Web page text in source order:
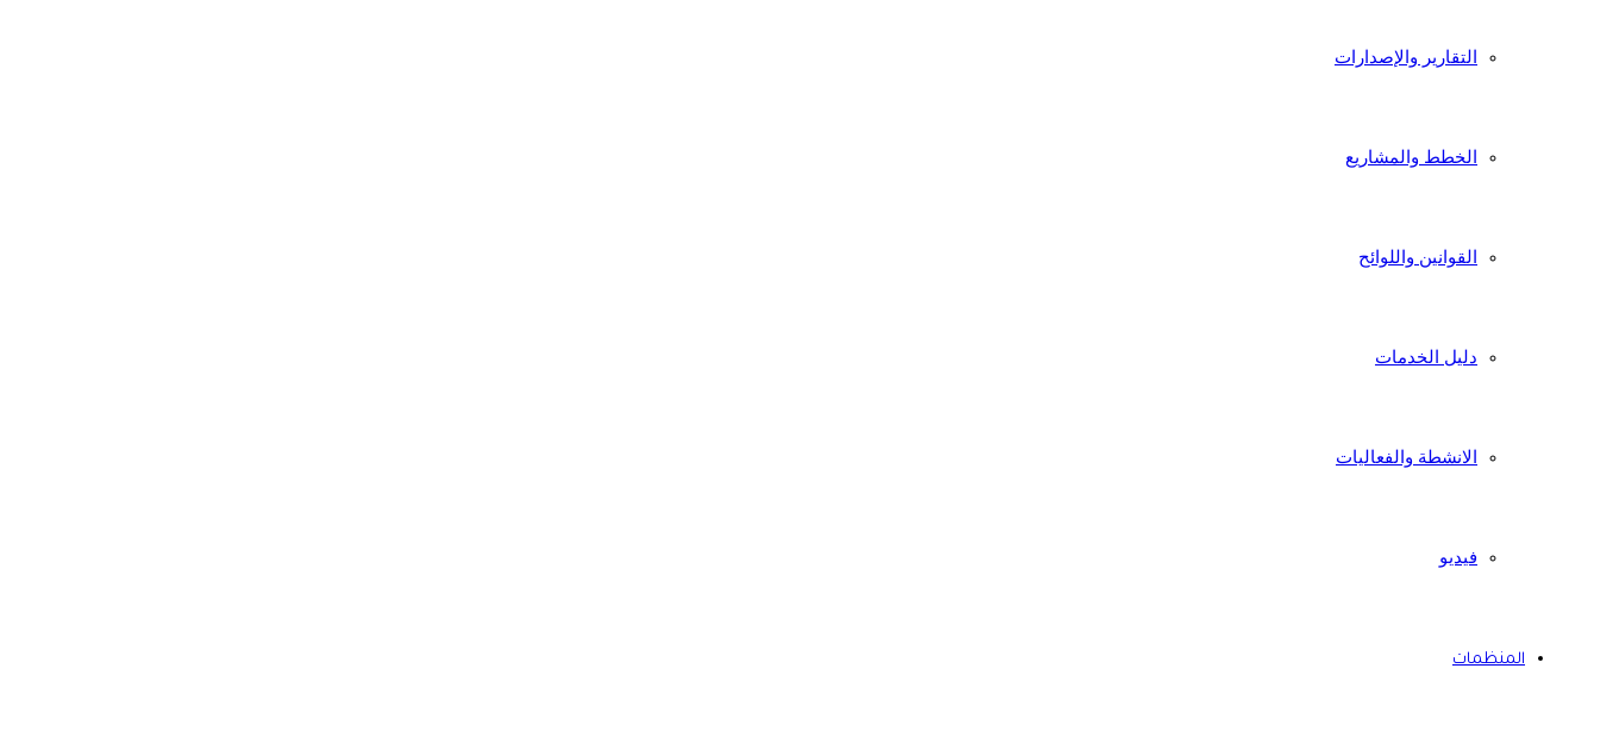
التقارير والإصدارات
الخطط والمشاريع
القوانين واللوائح
دليل الخدمات
الانشطة والفعاليات
فيديو
المنظمات